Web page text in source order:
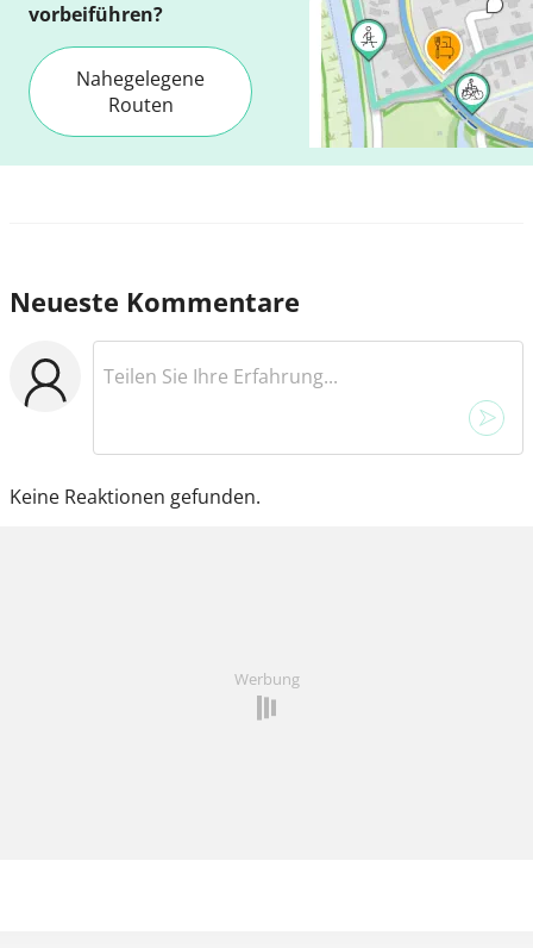
vorbeiführen?
Nahegelegene
Routen
Neueste Kommentare
Keine Reaktionen gefunden.
Werbung